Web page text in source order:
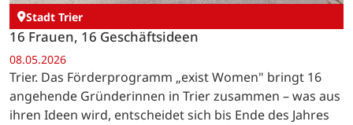
Stadt Trier
16 Frauen, 16 Geschäftsideen
08.05.2026
Trier. Das Förderprogramm „exist Women" bringt 16
angehende Gründerinnen in Trier zusammen – was aus
ihren Ideen wird, entscheidet sich bis Ende des Jahres